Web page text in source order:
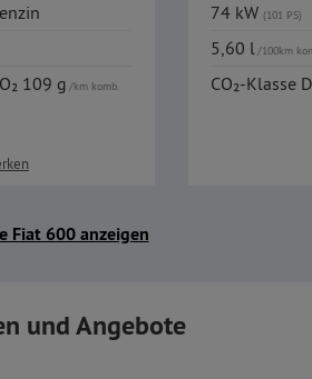
109 g/km komb.
74 kW (101 PS)
5,60 l/100km
CO₂-Klasse D
Fiat 600 anzeigen
und Angebote